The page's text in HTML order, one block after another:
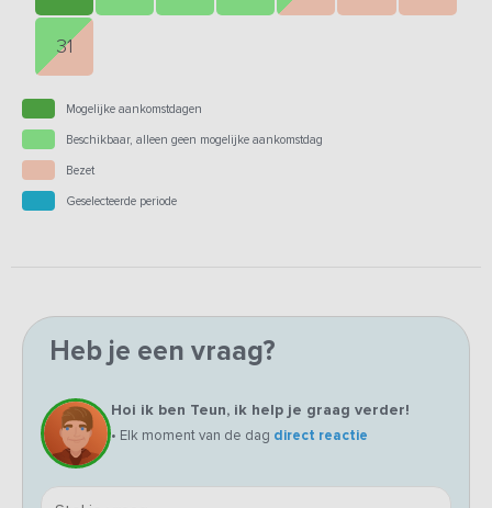
31
Mogelijke aankomstdagen
Beschikbaar, alleen geen mogelijke aankomstdag
Bezet
Geselecteerde periode
Heb je een vraag?
Hoi ik ben Teun, ik help je graag verder!
• Elk moment van de dag direct reactie